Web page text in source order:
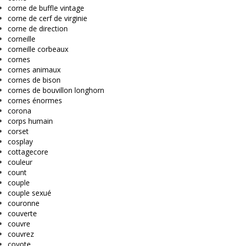
corne de buffle vintage
corne de cerf de virginie
corne de direction
corneille
corneille corbeaux
cornes
cornes animaux
cornes de bison
cornes de bouvillon longhorn
cornes énormes
corona
corps humain
corset
cosplay
cottagecore
couleur
count
couple
couple sexué
couronne
couverte
couvre
couvrez
coyote